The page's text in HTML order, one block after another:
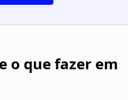
o que fazer em